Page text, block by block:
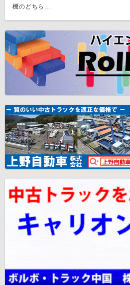
機のどちら...